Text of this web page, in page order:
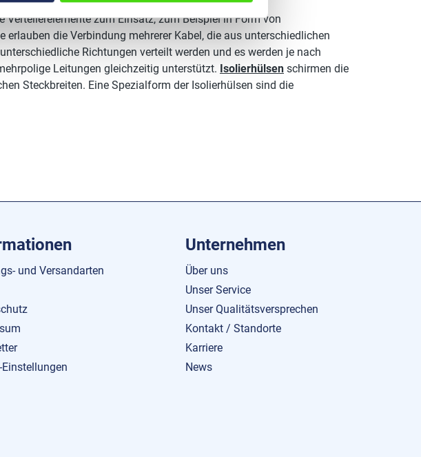
zum Einsatz, zum Beispiel in Form von
erlauben die Verbindung mehrerer Kabel, die aus unterschiedlichen
Richtungen verteilt werden und es werden je nach
Leitungen gleichzeitig unterstützt. Isolierhülsen schirmen die
Steckbreiten. Eine Spezialform der Isolierhülsen sind die
und Versandarten
Einstellungen
Unternehmen
Über uns
Unser Service
Unser Qualitätsversprechen
Kontakt / Standorte
Karriere
News